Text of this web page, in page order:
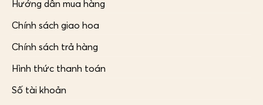
Hướng dẫn mua hàng
Chính sách giao hoa
Chính sách trả hàng
Hình thức thanh toán
Số tài khoản